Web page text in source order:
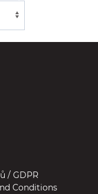
/ GDPR
Conditions